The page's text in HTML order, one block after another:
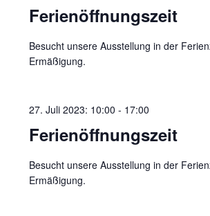
Ferienöffnungszeit
Besucht unsere Ausstellung in der
Ermäßigung.
Ferienöffnungszeit
27. Juli 2023: 10:00 - 17:00
Besucht unsere Ausstellung in der
Ermäßigung.